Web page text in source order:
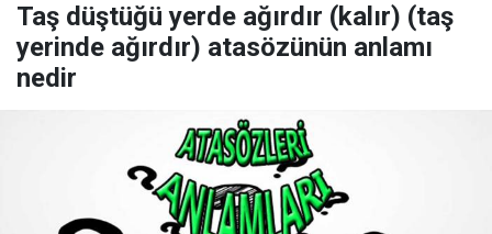
Taş düştüğü yerde ağırdır (kalır) (taş
yerinde ağırdır) atasözünün anlamı
nedir